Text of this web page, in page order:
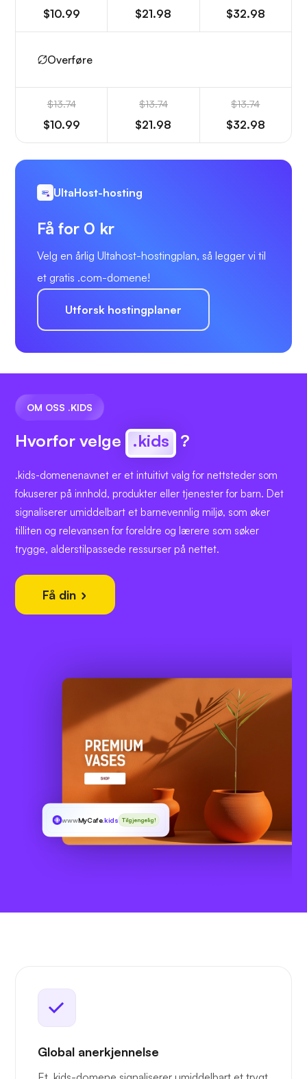
$10.99 $21.98 $32.98
Overføre
$13.74
$10.99
$13.74
$21.98
$13.74
$32.98
UltaHost-hosting
Få for 0 kr
Velg en årlig Ultahost-hostingplan, så legger vi til
et gratis .com-domene!
Utforsk hostingplaner
OM OSS .KIDS
Hvorfor velge .kids ?
.kids-domenenavnet er et intuitivt valg for nettsteder som
fokuserer på innhold, produkter eller tjenester for barn. Det
signaliserer umiddelbart et barnevennlig miljø, som øker
tilliten og relevansen for foreldre og lærere som søker
trygge, alderstilpassede ressurser på nettet.
Få din
wwwMyCafe.kids Tilgjengelig!
Global anerkjennelse